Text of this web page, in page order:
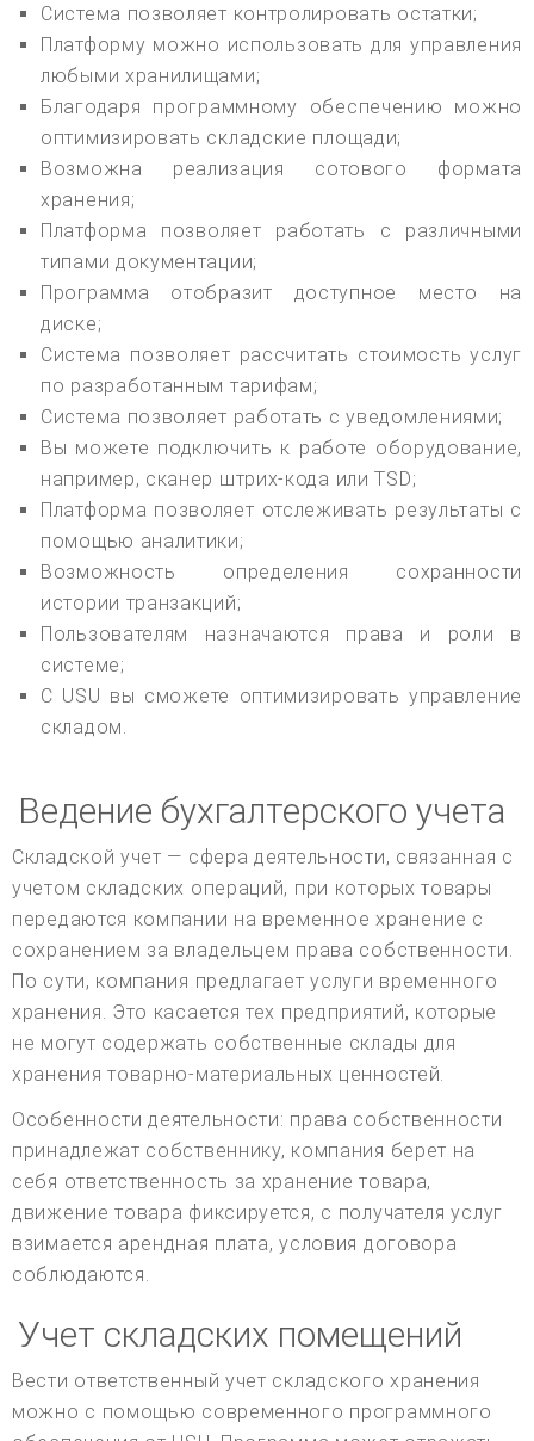
Система позволяет контролировать остатки;
Платформу можно использовать для управления
любыми хранилищами;
Благодаря программному обеспечению можно
оптимизировать складские площади;
Возможна реализация сотового формата
хранения;
Платформа позволяет работать с различными
типами документации;
Программа отобразит доступное место на
диске;
Система позволяет рассчитать стоимость услуг
по разработанным тарифам;
Система позволяет работать с уведомлениями;
Вы можете подключить к работе оборудование,
например, сканер штрих-кода или TSD;
Платформа позволяет отслеживать результаты с
помощью аналитики;
Возможность определения сохранности
истории транзакций;
Пользователям назначаются права и роли в
системе;
С USU вы сможете оптимизировать управление
складом.
Ведение бухгалтерского учета
Складской учет — сфера деятельности, связанная с
учетом складских операций, при которых товары
передаются компании на временное хранение с
сохранением за владельцем права собственности.
По сути, компания предлагает услуги временного
хранения. Это касается тех предприятий, которые
не могут содержать собственные склады для
хранения товарно-материальных ценностей.
Особенности деятельности: права собственности
принадлежат собственнику, компания берет на
себя ответственность за хранение товара,
движение товара фиксируется, с получателя услуг
взимается арендная плата, условия договора
соблюдаются.
Учет складских помещений
Вести ответственный учет складского хранения
можно с помощью современного программного